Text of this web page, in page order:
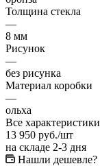
Толщина стекла
—
8 мм
Рисунок
—
без рисунка
Материал коробки
—
ольха
Все характеристики
13 950 руб./шт
на складе 2-3 дня
Нашли дешевле?